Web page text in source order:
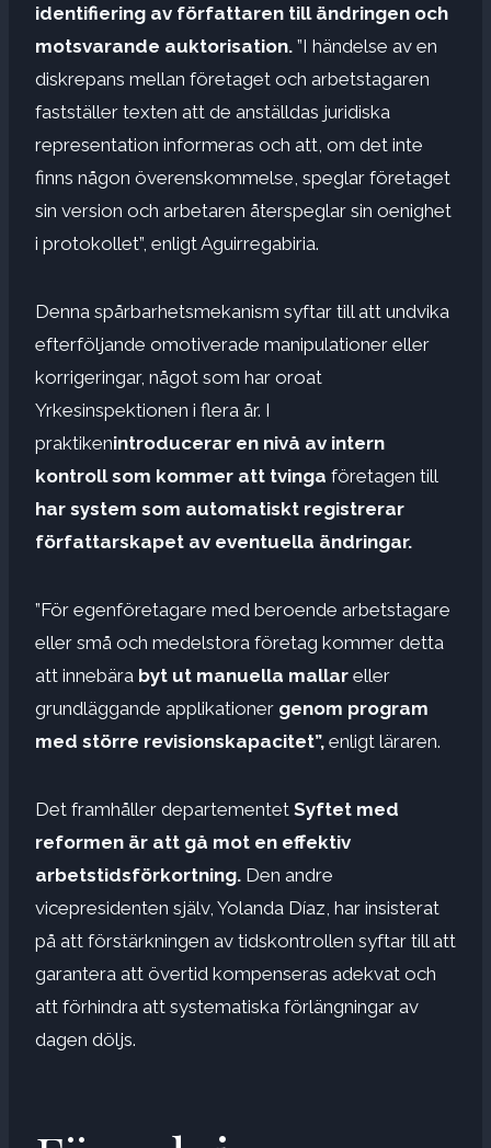
identifiering av författaren till ändringen och
motsvarande auktorisation. ”I händelse av en
diskrepans mellan företaget och arbetstagaren
fastställer texten att de anställdas juridiska
representation informeras och att, om det inte
finns någon överenskommelse, speglar företaget
sin version och arbetaren återspeglar sin oenighet
i protokollet”, enligt Aguirregabiria.
Denna spårbarhetsmekanism syftar till att undvika
efterföljande omotiverade manipulationer eller
korrigeringar, något som har oroat
Yrkesinspektionen i flera år. I
praktikenintroducerar en nivå av intern
kontroll som kommer att tvinga företagen till
har system som automatiskt registrerar
författarskapet av eventuella ändringar.
”För egenföretagare med beroende arbetstagare
eller små och medelstora företag kommer detta
att innebära byt ut manuella mallar eller
grundläggande applikationer genom program
med större revisionskapacitet”, enligt läraren.
Det framhåller departementet Syftet med
reformen är att gå mot en effektiv
arbetstidsförkortning. Den andre
vicepresidenten själv, Yolanda Díaz, har insisterat
på att förstärkningen av tidskontrollen syftar till att
garantera att övertid kompenseras adekvat och
att förhindra att systematiska förlängningar av
dagen döljs.